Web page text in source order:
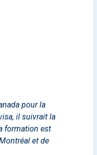
pour la
il suivrait la
formation est
et de